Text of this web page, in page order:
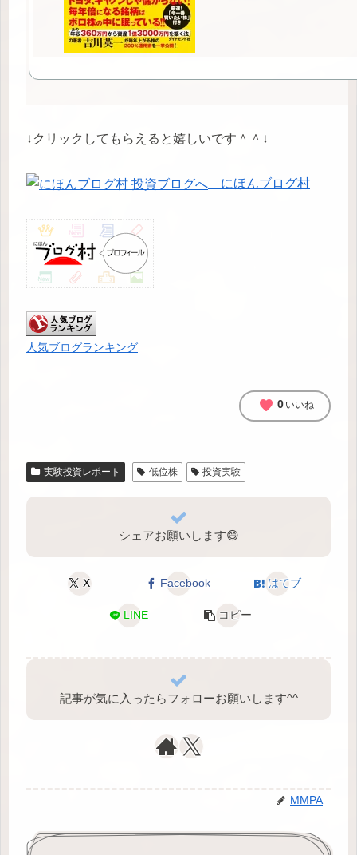
↓クリックしてもらえると嬉しいです＾＾↓
にほんブログ村
人気ブログランキング
favorite 0 いいね
実験投資レポート 低位株 投資実験
シェアお願いします😄
X Facebook はてブ
LINE コピー
記事が気に入ったらフォローお願いします^⁠^⁠
MMPA